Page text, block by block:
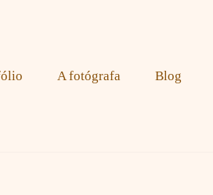
A fotógrafa Blog